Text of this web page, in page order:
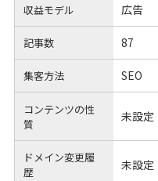
収益モデル 広告
記事数 87
集客方法 SEO
コンテンツの性
質
未設定
ドメイン変更履
歴
未設定